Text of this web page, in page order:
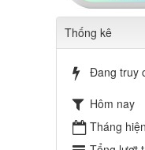
Thống kê
Đang truy
Hôm nay
Tháng